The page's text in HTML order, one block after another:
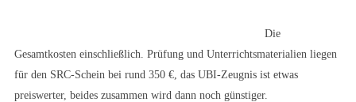
Die
Gesamtkosten einschließlich. Prüfung und Unterrichtsmaterialien liegen
für den SRC-Schein bei rund 350 €, das UBI-Zeugnis ist etwas
preiswerter, beides zusammen wird dann noch günstiger.